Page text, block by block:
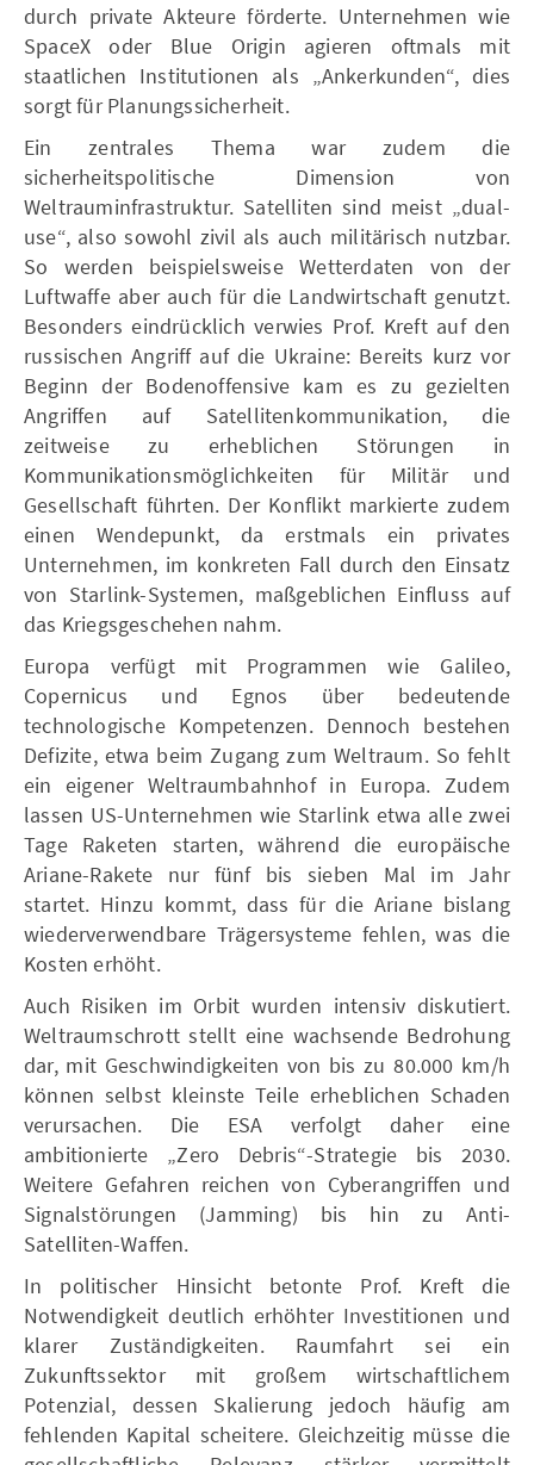
durch private Akteure förderte. Unternehmen wie
SpaceX oder Blue Origin agieren oftmals mit
staatlichen Institutionen als „Ankerkunden“, dies
sorgt für Planungssicherheit.
Ein zentrales Thema war zudem die
sicherheitspolitische Dimension von
Weltrauminfrastruktur. Satelliten sind meist „dual-
use“, also sowohl zivil als auch militärisch nutzbar.
So werden beispielsweise Wetterdaten von der
Luftwaffe aber auch für die Landwirtschaft genutzt.
Besonders eindrücklich verwies Prof. Kreft auf den
russischen Angriff auf die Ukraine: Bereits kurz vor
Beginn der Bodenoffensive kam es zu gezielten
Angriffen auf Satellitenkommunikation, die
zeitweise zu erheblichen Störungen in
Kommunikationsmöglichkeiten für Militär und
Gesellschaft führten. Der Konflikt markierte zudem
einen Wendepunkt, da erstmals ein privates
Unternehmen, im konkreten Fall durch den Einsatz
von Starlink-Systemen, maßgeblichen Einfluss auf
das Kriegsgeschehen nahm.
Europa verfügt mit Programmen wie Galileo,
Copernicus und Egnos über bedeutende
technologische Kompetenzen. Dennoch bestehen
Defizite, etwa beim Zugang zum Weltraum. So fehlt
ein eigener Weltraumbahnhof in Europa. Zudem
lassen US-Unternehmen wie Starlink etwa alle zwei
Tage Raketen starten, während die europäische
Ariane-Rakete nur fünf bis sieben Mal im Jahr
startet. Hinzu kommt, dass für die Ariane bislang
wiederverwendbare Trägersysteme fehlen, was die
Kosten erhöht.
Auch Risiken im Orbit wurden intensiv diskutiert.
Weltraumschrott stellt eine wachsende Bedrohung
dar, mit Geschwindigkeiten von bis zu 80.000 km/h
können selbst kleinste Teile erheblichen Schaden
verursachen. Die ESA verfolgt daher eine
ambitionierte „Zero Debris“-Strategie bis 2030.
Weitere Gefahren reichen von Cyberangriffen und
Signalstörungen (Jamming) bis hin zu Anti-
Satelliten-Waffen.
In politischer Hinsicht betonte Prof. Kreft die
Notwendigkeit deutlich erhöhter Investitionen und
klarer Zuständigkeiten. Raumfahrt sei ein
Zukunftssektor mit großem wirtschaftlichem
Potenzial, dessen Skalierung jedoch häufig am
fehlenden Kapital scheitere. Gleichzeitig müsse die